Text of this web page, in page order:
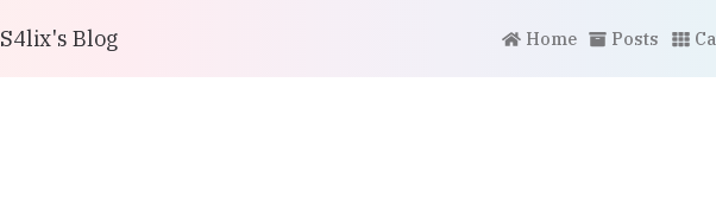
S4lix's Blog Home Posts